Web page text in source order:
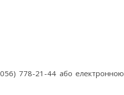
(056) 778-21-44 або електронною